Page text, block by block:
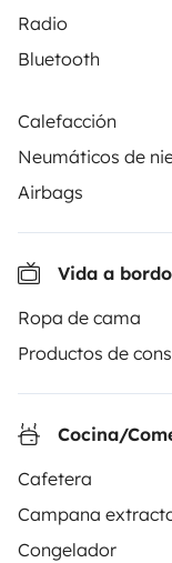
Radio
Bluetooth
Calefacción
Neumáticos de
Airbags
Vida a bordo
Ropa de cama
Productos de
Cocina/
Cafetera
Campana
Congelador
A partir de
65 € /día
Yescapa es una
intermediario de
llave en mano
seguridad.
3.84/5 sobre
Shops
Instagram
X